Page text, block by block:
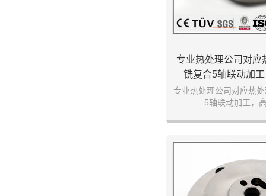
专业热处理公司对应
铣复合5轴联动加
专业热处理公司对应热
5轴联动加工，